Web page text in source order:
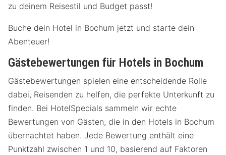
zu deinem Reisestil und Budget passt!
Buche dein Hotel in Bochum jetzt und starte dein
Abenteuer!
Gästebewertungen für Hotels in Bochum
Gästebewertungen spielen eine entscheidende Rolle
dabei, Reisenden zu helfen, die perfekte Unterkunft zu
finden. Bei HotelSpecials sammeln wir echte
Bewertungen von Gästen, die in den Hotels in Bochum
übernachtet haben. Jede Bewertung enthält eine
Punktzahl zwischen 1 und 10, basierend auf Faktoren